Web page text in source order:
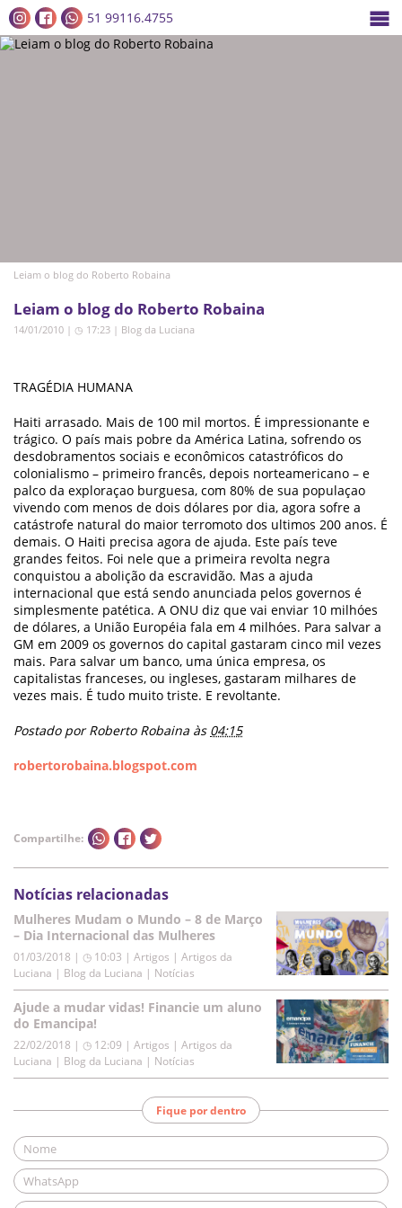
51 99116.4755
Leiam o blog do Roberto Robaina
Leiam o blog do Roberto Robaina
14/01/2010 | ◷ 17:23 | Blog da Luciana
TRAGÉDIA HUMANA
Haiti arrasado. Mais de 100 mil mortos. É impressionante e
trágico. O país mais pobre da América Latina, sofrendo os
desdobramentos sociais e econômicos catastróficos do
colonialismo – primeiro francês, depois norteamericano – e
palco da exploraçao burguesa, com 80% de sua populaçao
vivendo com menos de dois dólares por dia, agora sofre a
catástrofe natural do maior terromoto dos ultimos 200 anos. É
demais. O Haiti precisa agora de ajuda. Este país teve
grandes feitos. Foi nele que a primeira revolta negra
conquistou a abolição da escravidão. Mas a ajuda
internacional que está sendo anunciada pelos governos é
simplesmente patética. A ONU diz que vai enviar 10 milhóes
de dólares, a União Européia fala em 4 milhóes. Para salvar a
GM em 2009 os governos do capital gastaram cinco mil vezes
mais. Para salvar um banco, uma única empresa, os
capitalistas franceses, ou ingleses, gastaram milhares de
vezes mais. É tudo muito triste. E revoltante.
Postado por Roberto Robaina às 04:15
robertorobaina.blogspot.com
Compartilhe:
Notícias relacionadas
Mulheres Mudam o Mundo – 8 de Março
– Dia Internacional das Mulheres
01/03/2018 | ◷ 10:03 | Artigos | Artigos da
Luciana | Blog da Luciana | Notícias
Ajude a mudar vidas! Financie um aluno
do Emancipa!
22/02/2018 | ◷ 12:09 | Artigos | Artigos da
Luciana | Blog da Luciana | Notícias
Fique por dentro